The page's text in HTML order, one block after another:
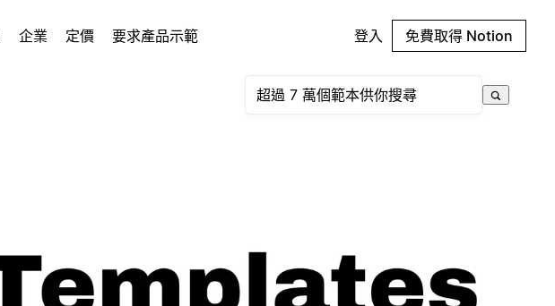
企業 定價 要求產品示範 登入 免費取得 Notion